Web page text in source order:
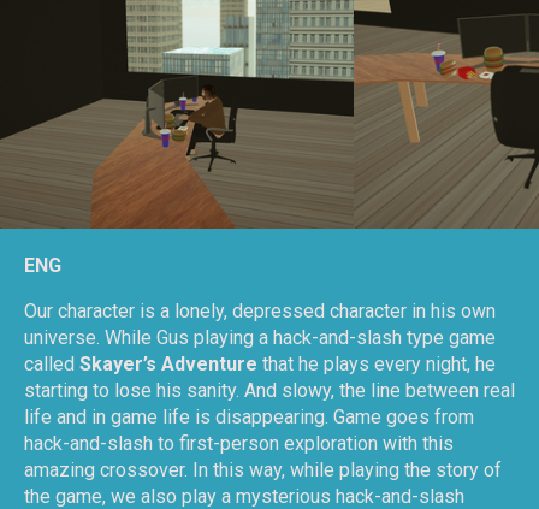
ENG
Our character is a lonely, depressed character in his own
universe. While Gus playing a hack-and-slash type game
called Skayer’s Adventure that he plays every night, he
starting to lose his sanity. And slowy, the line between real
life and in game life is disappearing. Game goes from
hack-and-slash to first-person exploration with this
amazing crossover. In this way, while playing the story of
the game, we also play a mysterious hack-and-slash